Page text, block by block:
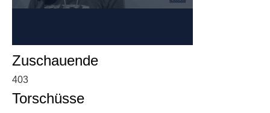
Zuschauende
403
Torschüsse